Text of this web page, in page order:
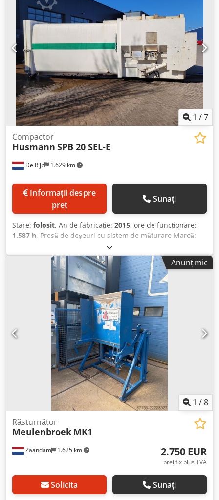
standardul tehnic din 2026 - schimbarea completă a
furtunurilor hidraulice, atât pentru camera de presare cât
și pentru agregat - cilindrul este recondiționat cu seturi
complete de garnituri - verificare UVV/E valabilă timp de 1
an - structura de oțel se înlocuiește la nevoie Codezazirjpfx
Afijrf Orice echipare suplimentară este disponibilă la
cerere. Imaginile afișate sunt exemple din mașini deja
vândute. Fiecare solicitare sau ofertă se adaptează
clientului și cerințelor acestuia.
1 /7
De Rijp 1.629 km
Compactor
Husmann SPB 20 SEL-E
preț
Sunați
Stare: folosit, An de fabricație: 2015, ore de funcționare:
1.587 h, Presă de deșeuri cu sistem de măturare Marcă:
Husmann Model: SPB 20 SEL-E Capacitate: 20 m3 An
fabricație: 2015 Cedpfx Afjwcaztsisrf Ușă de descărcare:
rabatabilă în sus
Anunț mic
1 /8
Zaandam 1.625 km
Răsturnător
Meulenbroek MK1
2.750 EUR
preț fix plus TVA
Solicita Sunați